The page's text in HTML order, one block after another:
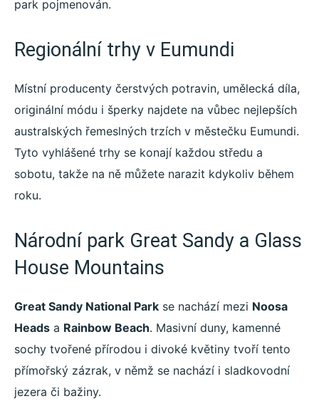
park pojmenován.
Regionální trhy v Eumundi
Místní producenty čerstvých potravin, umělecká díla,
originální módu i šperky najdete na vůbec nejlepších
australských řemeslných trzích v městečku Eumundi.
Tyto vyhlášené trhy se konají každou středu a
sobotu, takže na ně můžete narazit kdykoliv během
roku.
Národní park Great Sandy a Glass
House Mountains
Great Sandy National Park se nachází mezi Noosa
Heads a Rainbow Beach. Masivní duny, kamenné
sochy tvořené přírodou i divoké květiny tvoří tento
přímořský zázrak, v němž se nachází i sladkovodní
jezera či bažiny.